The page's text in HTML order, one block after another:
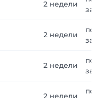
2 недели
2 недели
по
2 недели
по
2 недели
по